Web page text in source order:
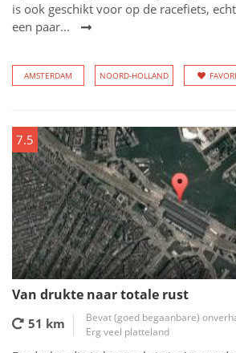
is ook geschikt voor op de racefiets,
een paar...
AMSTERDAM NOORD-HOLLAND
7.5
Van drukte naar totale rust
51 km
Bevat (goed begaanbare)
Erg veel platteland